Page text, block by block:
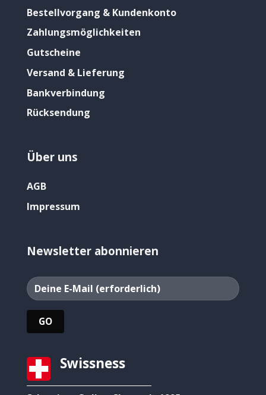
Bestellvorgang & Kundenkonto
Zahlungsmöglichkeiten
Gutscheine
Versand & Lieferung
Bankverbindung
Rücksendung
Über uns
AGB
Impressum
Newsletter abonnieren
Swissness